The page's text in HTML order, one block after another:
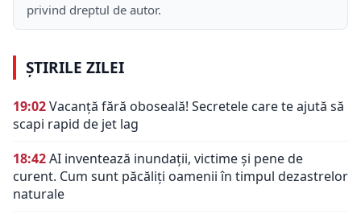
privind dreptul de autor.
ȘTIRILE ZILEI
19:02Vacanță fără oboseală! Secretele care te ajută să
scapi rapid de jet lag
18:42AI inventează inundații, victime și pene de
curent. Cum sunt păcăliți oamenii în timpul dezastrelor
naturale